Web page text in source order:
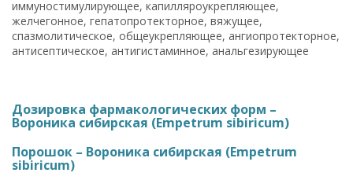
иммуностимулирующее, капилляроукрепляющее,
желчегонное, гепатопротекторное, вяжущее,
спазмолитическое, общеукрепляющее, ангиопротекторное,
антисептическое, антигистаминное, анальгезирующее
Дозировка фармакологических форм –
Вороника сибирская (Empetrum sibiricum)
Порошок – Вороника сибирская (Empetrum
sibiricum)